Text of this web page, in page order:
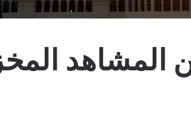
المشاهد